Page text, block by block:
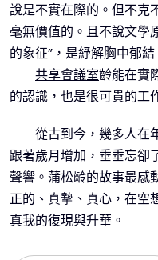
說是不實在際的。但不克
毫無價值的。且不說文學
的象征”，是紓解胸中郁
共享會議室齡能在實
的認識，也是很可貴的工
從古到今，幾多人在
跟著歲月增加，垂垂忘卻
聲響。蒲松齡的故事最
正的、真摯、真心，在空
真我的復現與升華。